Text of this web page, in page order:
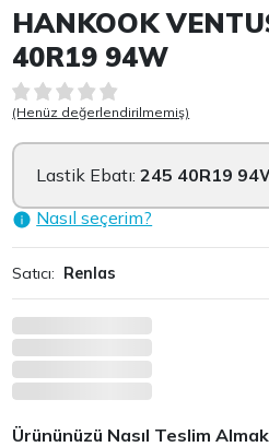
Item 1 of 2
HANKOOK
40R19 94W
(Henüz değerlendirilmemiş)
Lastik Ebatı:245 40R19
Nasıl seçerim?
Satıcı: Renlas
Ürününüzü Nasıl Teslim